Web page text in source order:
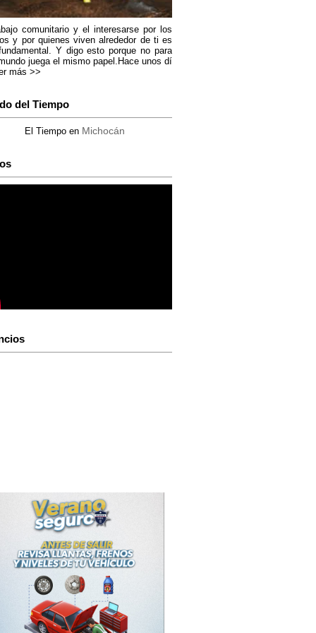
comunitario y el interesarse por los
y por quienes viven alrededor de ti es
Y digo esto porque no para
juega el mismo papel.Hace unos dí
más >>
del Tiempo
El Tiempo en Michocán